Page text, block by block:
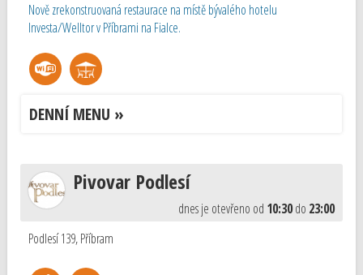
Nově zrekonstruovaná restaurace na místě bývalého hotelu
Investa/Welltor v Příbrami na Fialce.
DENNÍ MENU »
Pivovar Podlesí
dnes je otevřeno od 10:30do 23:00
Podlesí 139,Příbram